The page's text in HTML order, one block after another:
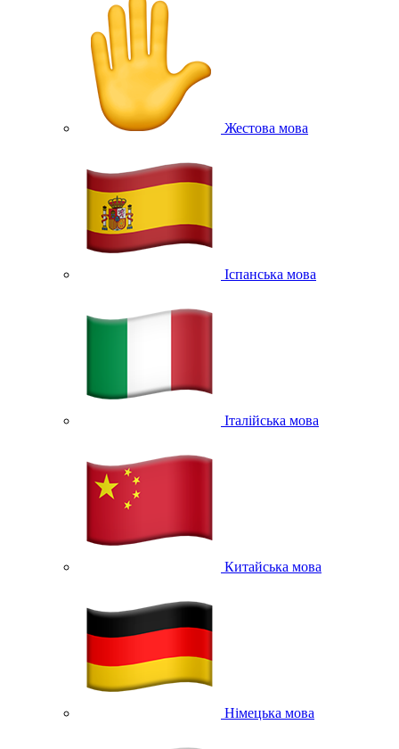
Жестова мова
Іспанська мова
Італійська мова
Китайська мова
Німецька мова